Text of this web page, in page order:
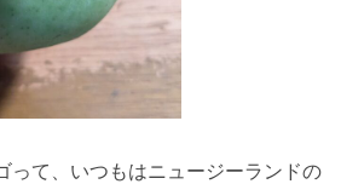
って、いつもはニュージーランドの